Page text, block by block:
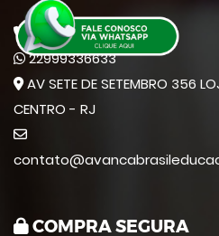
22 30131213
22999336633
AV SETE DE SETEMBRO 356
CENTRO - RJ
COMPRA SEGURA